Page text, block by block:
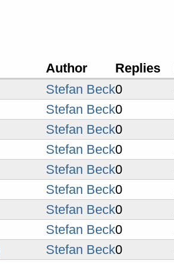
Author Replies
Stefan Beck0
Stefan Beck0
Stefan Beck0
Stefan Beck0
Stefan Beck0
Stefan Beck0
Stefan Beck0
Stefan Beck0
Stefan Beck0